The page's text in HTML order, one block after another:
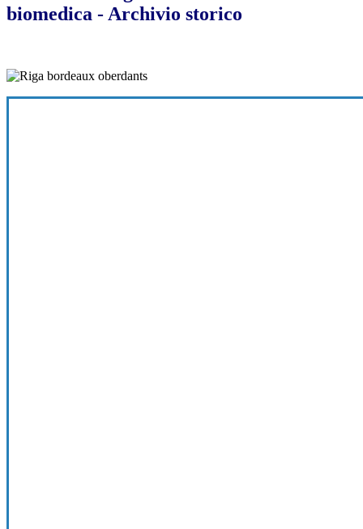
biomedica - Archivio storico